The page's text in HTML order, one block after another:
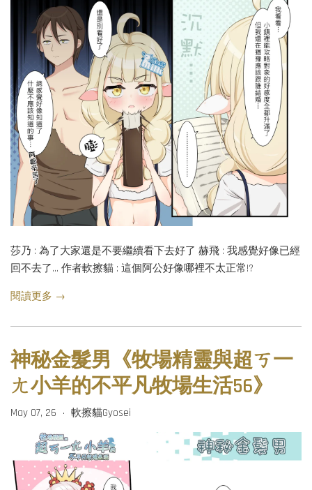
莎乃 : 為了大家還是不要繼續看下去好了 赫飛 : 我感覺好像已經
回不去了... 作者軟擦貓 : 這個阿公好像哪裡不太正常!?
閱讀更多 →
神秘金髮男《牧場精靈與超ㄎ一
ㄤ小羊的不平凡牧場生活56》
May 07, 26 • 軟擦貓Gyosei